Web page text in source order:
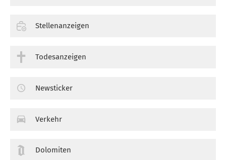
Stellenanzeigen
Todesanzeigen
Newsticker
Verkehr
Dolomiten